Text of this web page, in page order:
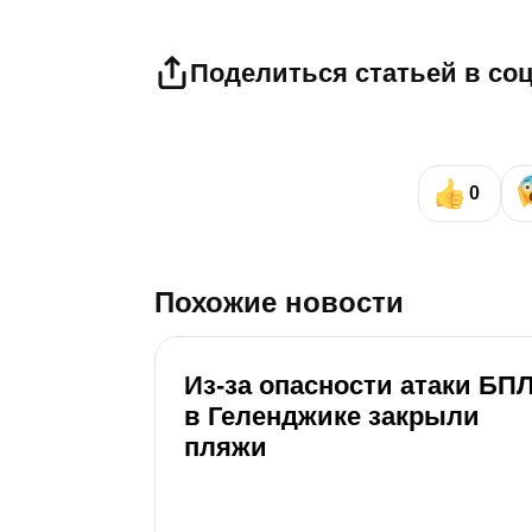
Поделиться статьей в
0
Похожие новости
Из-за опасности атаки
в Геленджике закрыли
пляжи